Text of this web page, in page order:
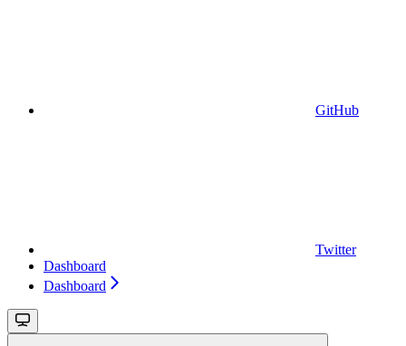
GitHub
Twitter
Dashboard
Dashboard